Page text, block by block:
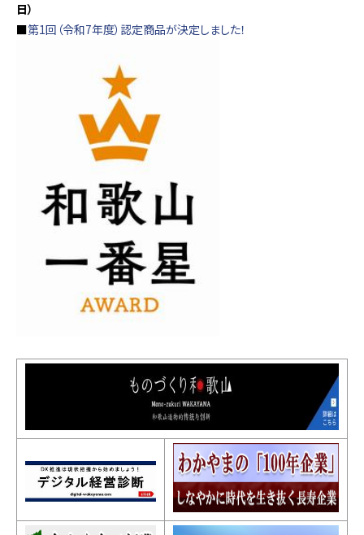
日）
■第1回（令和7年度）認定商品が決定しました！